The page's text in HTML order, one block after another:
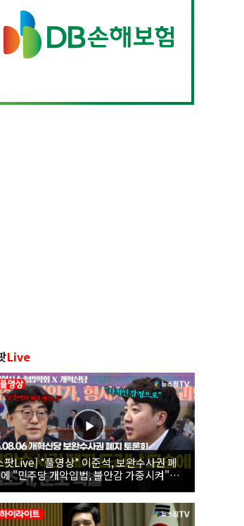
Live
팟Live] *풀영상* 이준석, 보완수사권 폐
"민주당 개악입법, 불안감 가중시켜"｜
개혁신당 보완수사권 폐지 토론회